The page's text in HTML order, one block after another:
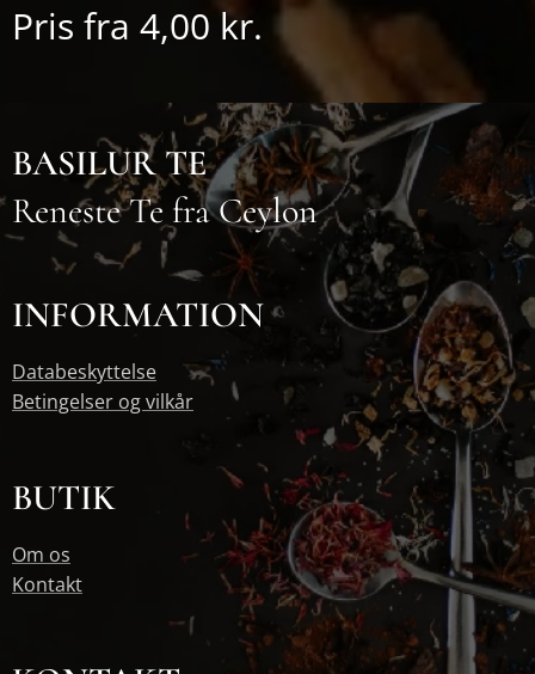
Pris fra 4,00 kr.
BASILUR TE
Reneste Te fra Ceylon
INFORMATION
Databeskyttelse
Betingelser og vilkår
BUTIK
Om os
Kontakt